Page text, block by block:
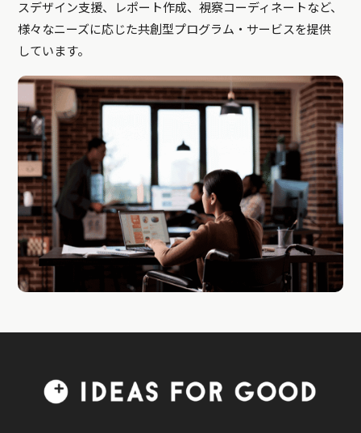
スデザイン支援、レポート作成、視察コーディネートなど、
様々なニーズに応じた共創型プログラム・サービスを提供
しています。